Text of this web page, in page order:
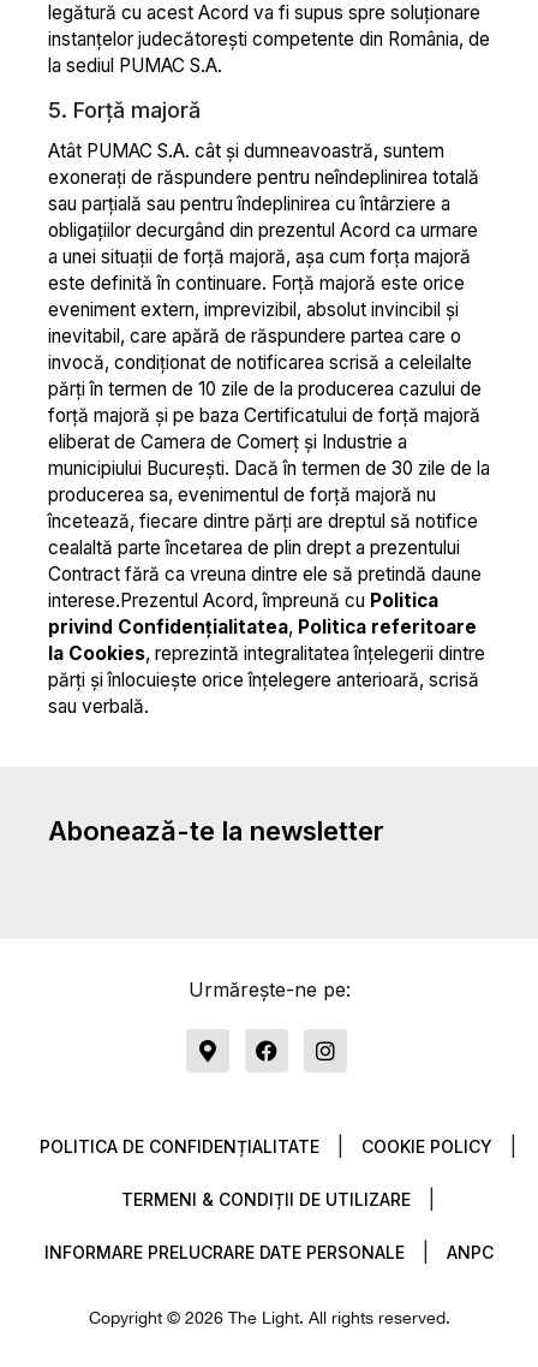
legătură cu acest Acord va fi supus spre soluționare
instanțelor judecătorești competente din România, de
la sediul PUMAC S.A.
5. Forță majoră
Atât PUMAC S.A. cât și dumneavoastră, suntem
exonerați de răspundere pentru neîndeplinirea totală
sau parțială sau pentru îndeplinirea cu întârziere a
obligațiilor decurgând din prezentul Acord ca urmare
a unei situații de forță majoră, așa cum forța majoră
este definită în continuare. Forță majoră este orice
eveniment extern, imprevizibil, absolut invincibil şi
inevitabil, care apără de răspundere partea care o
invocă, condiționat de notificarea scrisă a celeilalte
părți în termen de 10 zile de la producerea cazului de
forță majoră și pe baza Certificatului de forță majoră
eliberat de Camera de Comerț și Industrie a
municipiului București. Dacă în termen de 30 zile de la
producerea sa, evenimentul de forță majoră nu
încetează, fiecare dintre părți are dreptul să notifice
cealaltă parte încetarea de plin drept a prezentului
Contract fără ca vreuna dintre ele să pretindă daune
interese.Prezentul Acord, împreună cu Politica
privind Confidențialitatea, Politica referitoare
la Cookies, reprezintă integralitatea înțelegerii dintre
părți și înlocuiește orice înțelegere anterioară, scrisă
sau verbală.
Abonează-te la newsletter
Urmărește-ne pe:
M
a
m
a
k
r
-
l
t
F
a
b
o
k
I
n
a
POLITICA DE CONFIDENȚIALITATE COOKIE POLICY
TERMENI & CONDIȚII DE UTILIZARE
INFORMARE PRELUCRARE DATE PERSONALE ANPC
Copyright © 2026 The Light. All rights reserved.